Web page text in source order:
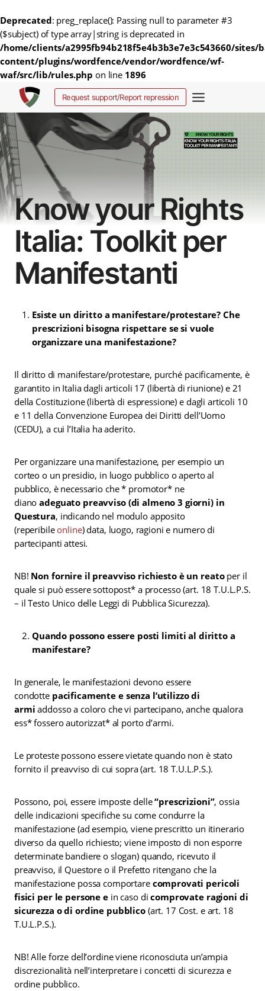
Deprecated: preg_replace(): Passing null to parameter #3
($subject) of type array|string is deprecated in
/home/clients/a2995fb94b218f5e4b3b3e7e3c543660/sites/
content/plugins/wordfence/vendor/wordfence/wf-
waf/src/lib/rules.php on line 1896
contenuto
Request support/Report repression
Know your Rights
Italia: Toolkit per
Manifestanti
Esiste un diritto a manifestare/protestare? Che
prescrizioni bisogna rispettare se si vuole
organizzare una manifestazione?
Il diritto di manifestare/protestare, purché pacificamente, è
garantito in Italia dagli articoli 17 (libertà di riunione) e 21
della Costituzione (libertà di espressione) e dagli articoli 10
e 11 della Convenzione Europea dei Diritti dell’Uomo
(CEDU), a cui l’Italia ha aderito.
Per organizzare una manifestazione, per esempio un
corteo o un presidio, in luogo pubblico o aperto al
pubblico, è necessario che * promotor* ne
dianoadeguato preavviso (di almeno 3 giorni) in
Questura, indicando nel modulo apposito
(reperibileonline) data, luogo, ragioni e numero di
partecipanti attesi.
NB! Non fornire il preavviso richiesto è un reatoper il
quale si può essere sottopost* a processo (art. 18 T.U.L.P.S.
– il Testo Unico delle Leggi di Pubblica Sicurezza).
Quando possono essere posti limiti al diritto a
manifestare?
In generale, le manifestazioni devono essere
condotte pacificamente e senza l’utilizzo di
armiaddosso a coloro che vi partecipano, anche qualora
ess* fossero autorizzat* al porto d’armi.
Le proteste possono essere vietate quando non è stato
fornito il preavviso di cui sopra (art. 18 T.U.L.P.S.).
Possono, poi, essere imposte delle“prescrizioni”, ossia
delle indicazioni specifiche su come condurre la
manifestazione (ad esempio, viene prescritto un itinerario
diverso da quello richiesto; viene imposto di non esporre
determinate bandiere o slogan) quando, ricevuto il
preavviso, il Questore o il Prefetto ritengano che la
manifestazione possa comportare comprovati pericoli
fisici per le persone e in caso dicomprovate ragioni di
sicurezza o di ordine pubblico(art. 17 Cost. e art. 18
T.U.L.P.S.).
NB! Alle forze dell’ordine viene riconosciuta un’ampia
discrezionalità nell’interpretare i concetti di sicurezza e
ordine pubblico.